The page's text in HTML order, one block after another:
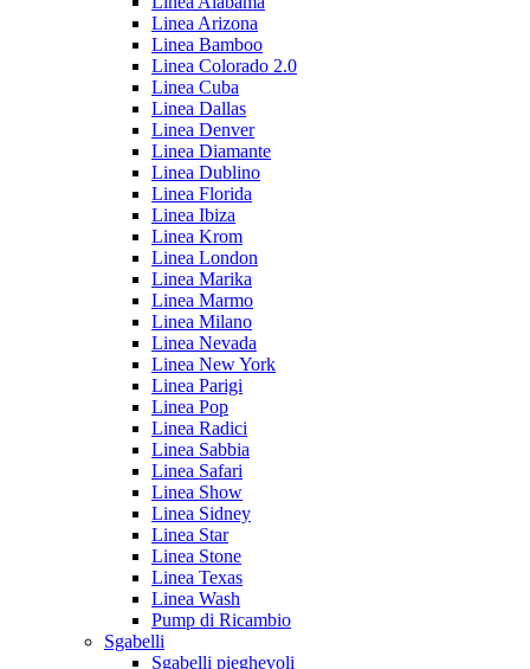
Linea Arizona
Linea Bamboo
Linea Colorado 2.0
Linea Cuba
Linea Dallas
Linea Denver
Linea Diamante
Linea Dublino
Linea Florida
Linea Ibiza
Linea Krom
Linea London
Linea Marika
Linea Marmo
Linea Milano
Linea Nevada
Linea New York
Linea Parigi
Linea Pop
Linea Radici
Linea Sabbia
Linea Safari
Linea Show
Linea Sidney
Linea Star
Linea Stone
Linea Texas
Linea Wash
Pump di Ricambio
Sgabelli
Sgabelli pieghevoli